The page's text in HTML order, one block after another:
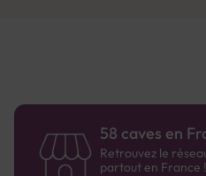
58 caves en
Retrouvez le
partout en France !